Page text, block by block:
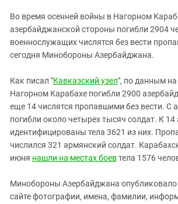
КАВКАЗ ЗА
ИНАКОМЫСЛИЕ
МОБИЛИЗАЦИЯ И
Ингушетия
Кабардино-Балкария
Карачаево-Черкесия
Краснодарский край
Нагорный Карабах
Российская Федерация
Ростовская область
СКФО
Во время осенней войны в Нагорном
азербайджанской стороны погибли 2904
военнослужащих числятся без вести
сегодня Минобороны Азербайджана.
Как писал "Кавказский узел", по данным
Нагорном Карабахе погибли 2900
еще 14 числятся пропавшими без вести. С
погибли около четырех тысяч солдат. К
идентифицированы тела 3621 из них.
числился 321 армянский солдат.
июня нашли на местах боевтела 1576
Минобороны Азербайджана опубликовало
сайте фотографии, имена, фамилии,